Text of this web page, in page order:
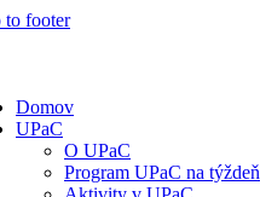
to footer
Domov
UPaC
O UPaC
Program UPaC na týždeň